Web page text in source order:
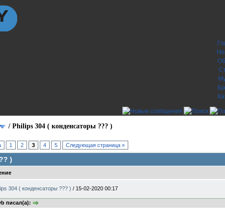
/ Philips 304 ( конденсаторы ??? )
1 2 3 4 5 Следующая страница »
)
304 ( конденсаторы ??? ) / 15-02-2020 00:17
писал(а):